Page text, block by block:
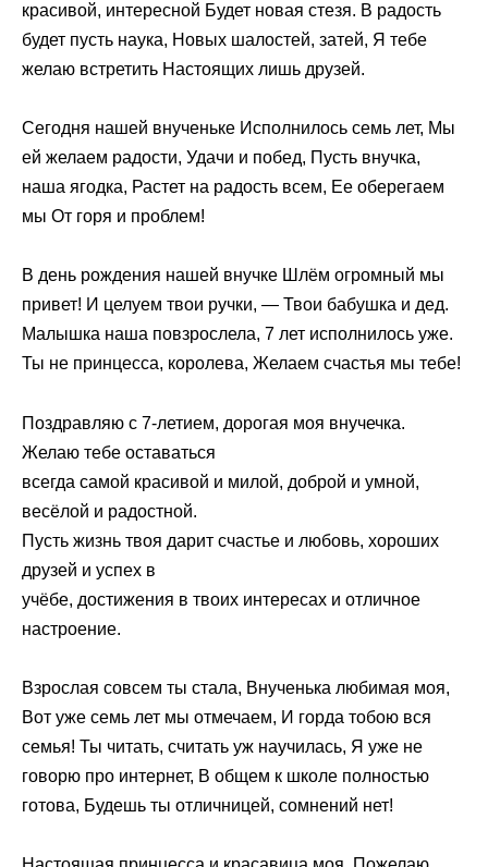
красивой, интересной Будет новая стезя. В радость
будет пусть наука, Новых шалостей, затей, Я тебе
желаю встретить Настоящих лишь друзей.
Сегодня нашей внученьке Исполнилось семь лет, Мы
ей желаем радости, Удачи и побед, Пусть внучка,
наша ягодка, Растет на радость всем, Ее оберегаем
мы От горя и проблем!
В день рождения нашей внучке Шлём огромный мы
привет! И целуем твои ручки, — Твои бабушка и дед.
Малышка наша повзрослела, 7 лет исполнилось уже.
Ты не принцесса, королева, Желаем счастья мы тебе!
Поздравляю с 7-летием, дорогая моя внучечка.
Желаю тебе оставаться
всегда самой красивой и милой, доброй и умной,
весёлой и радостной.
Пусть жизнь твоя дарит счастье и любовь, хороших
друзей и успех в
учёбе, достижения в твоих интересах и отличное
настроение.
Взрослая совсем ты стала, Внученька любимая моя,
Вот уже семь лет мы отмечаем, И горда тобою вся
семья! Ты читать, считать уж научилась, Я уже не
говорю про интернет, В общем к школе полностью
готова, Будешь ты отличницей, сомнений нет!